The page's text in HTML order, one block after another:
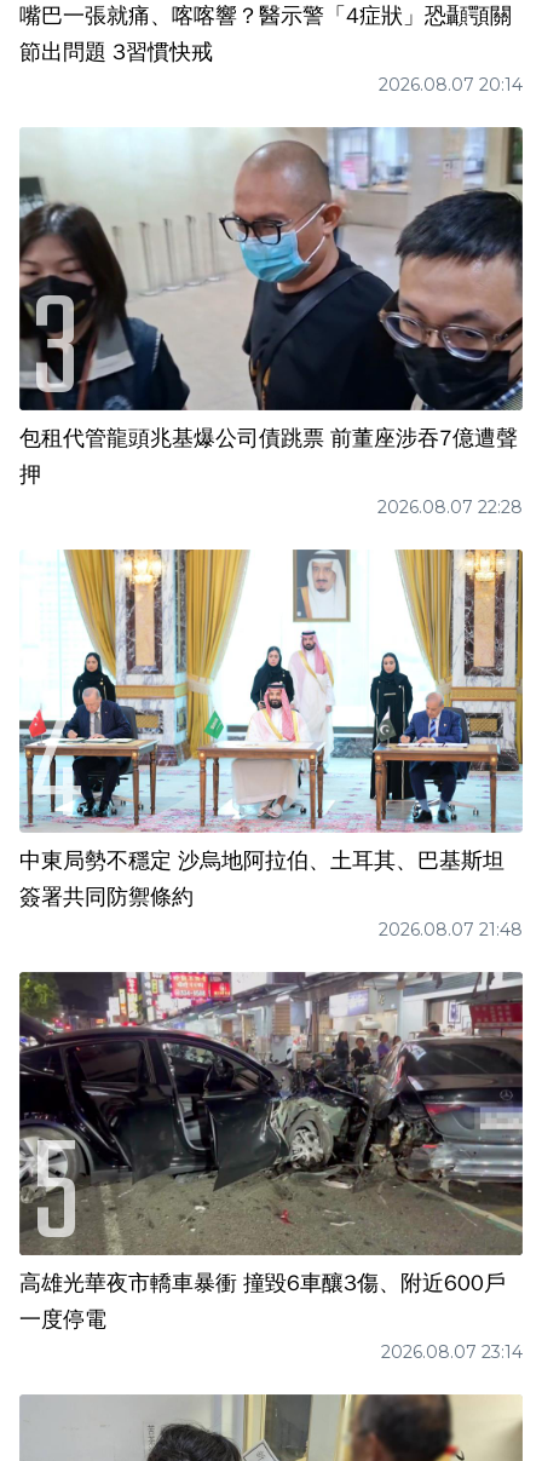
嘴巴一張就痛、喀喀響？醫示警「4症狀」恐顳顎關
節出問題 3習慣快戒
2026.08.07 20:14
包租代管龍頭兆基爆公司債跳票 前董座涉吞7億遭聲
押
2026.08.07 22:28
中東局勢不穩定 沙烏地阿拉伯、土耳其、巴基斯坦
簽署共同防禦條約
2026.08.07 21:48
高雄光華夜市轎車暴衝 撞毀6車釀3傷、附近600戶
一度停電
2026.08.07 23:14